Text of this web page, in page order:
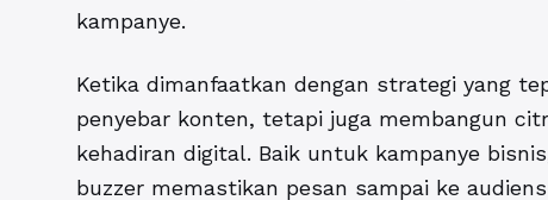
kampanye.
Ketika dimanfaatkan dengan strategi yang
penyebar konten, tetapi juga membangun
kehadiran digital. Baik untuk kampanye
buzzer memastikan pesan sampai ke